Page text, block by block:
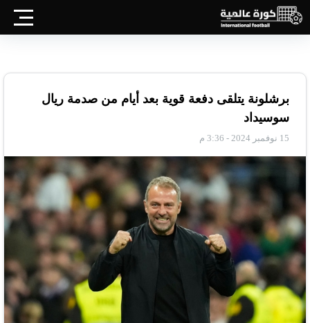
برشلونة يتلقى دفعة قوية بعد أيام من صدمة ريال
سوسيداد
15 نوفمبر 2024 - 3:36 م